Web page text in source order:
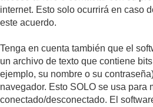
internet. Esto solo ocurrirá en caso
este acuerdo.
Tenga en cuenta también que el
un archivo de texto que contiene
ejemplo, su nombre o su
navegador. Esto SOLO se usa para
conectado/desconectado. El